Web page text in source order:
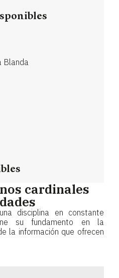
Blanda
cardinales
disciplina en constante
su fundamento en la
la información que ofrecen